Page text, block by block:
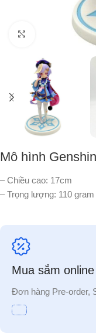
Nhấp để
Mô hình
– Chiều cao: 17cm
– Trọng lượng: 110 gram
Mua sắm
Đơn hàng Pre-order,